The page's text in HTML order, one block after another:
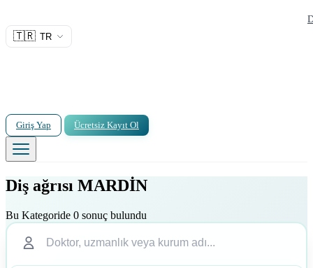
🇹🇷 TR
Giriş Yap Ücretsiz Kayıt Ol
Diş ağrısı MARDİN
Bu Kategoride 0 sonuç bulundu